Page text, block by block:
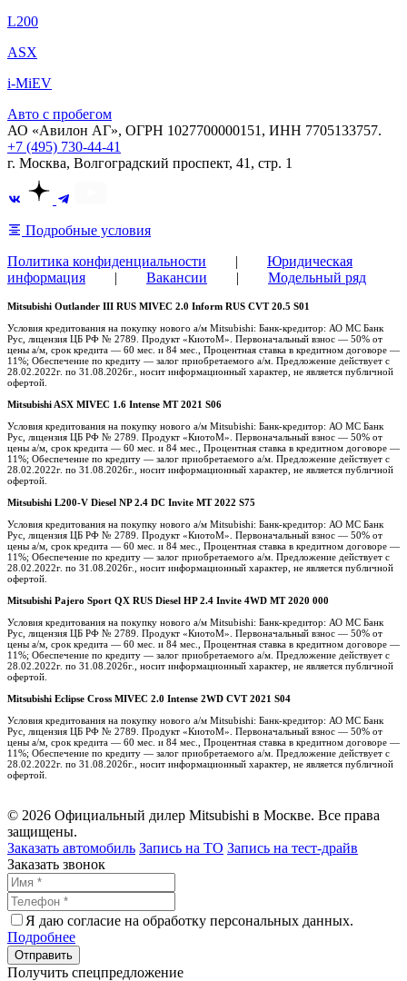
L200
ASX
i-MiEV
Авто с пробегом
АО «Авилон АГ», ОГРН 1027700000151, ИНН 7705133757.
+7 (495) 730-44-41
г. Москва, Волгоградский проспект, 41, стр. 1
Подробные условия
Политика конфиденциальности | Юридическая
информация | Вакансии | Модельный ряд
Mitsubishi Outlander III RUS MIVEC 2.0 Inform RUS CVT 20.5 S01
Условия кредитования на покупку нового а/м Mitsubishi: Банк-кредитор: АО МС Банк
Рус, лицензия ЦБ РФ № 2789. Продукт «КиотоМ». Первоначальный взнос — 50% от
цены а/м, срок кредита — 60 мес. и 84 мес., Процентная ставка в кредитном договоре —
11%; Обеспечение по кредиту — залог приобретаемого а/м. Предложение действует с
28.02.2022г. по 31.08.2026г., носит информационный характер, не является публичной
офертой.
Mitsubishi ASX MIVEC 1.6 Intense MT 2021 S06
Условия кредитования на покупку нового а/м Mitsubishi: Банк-кредитор: АО МС Банк
Рус, лицензия ЦБ РФ № 2789. Продукт «КиотоМ». Первоначальный взнос — 50% от
цены а/м, срок кредита — 60 мес. и 84 мес., Процентная ставка в кредитном договоре —
11%; Обеспечение по кредиту — залог приобретаемого а/м. Предложение действует с
28.02.2022г. по 31.08.2026г., носит информационный характер, не является публичной
офертой.
Mitsubishi L200-V Diesel NP 2.4 DC Invite MT 2022 S75
Условия кредитования на покупку нового а/м Mitsubishi: Банк-кредитор: АО МС Банк
Рус, лицензия ЦБ РФ № 2789. Продукт «КиотоМ». Первоначальный взнос — 50% от
цены а/м, срок кредита — 60 мес. и 84 мес., Процентная ставка в кредитном договоре —
11%; Обеспечение по кредиту — залог приобретаемого а/м. Предложение действует с
28.02.2022г. по 31.08.2026г., носит информационный характер, не является публичной
офертой.
Mitsubishi Pajero Sport QX RUS Diesel HP 2.4 Invite 4WD MT 2020 000
Условия кредитования на покупку нового а/м Mitsubishi: Банк-кредитор: АО МС Банк
Рус, лицензия ЦБ РФ № 2789. Продукт «КиотоМ». Первоначальный взнос — 50% от
цены а/м, срок кредита — 60 мес. и 84 мес., Процентная ставка в кредитном договоре —
11%; Обеспечение по кредиту — залог приобретаемого а/м. Предложение действует с
28.02.2022г. по 31.08.2026г., носит информационный характер, не является публичной
офертой.
Mitsubishi Eclipse Cross MIVEC 2.0 Intense 2WD CVT 2021 S04
Условия кредитования на покупку нового а/м Mitsubishi: Банк-кредитор: АО МС Банк
Рус, лицензия ЦБ РФ № 2789. Продукт «КиотоМ». Первоначальный взнос — 50% от
цены а/м, срок кредита — 60 мес. и 84 мес., Процентная ставка в кредитном договоре —
11%; Обеспечение по кредиту — залог приобретаемого а/м. Предложение действует с
28.02.2022г. по 31.08.2026г., носит информационный характер, не является публичной
офертой.
© 2026 Официальный дилер Mitsubishi в Москве. Все права
защищены.
Заказать автомобиль Запись на ТО Запись на тест-драйв
Заказать звонок
Я даю согласие на обработку персональных данных.
Подробнее
Получить спецпредложение